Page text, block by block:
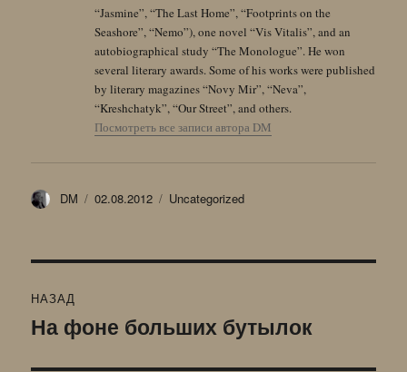
“Jasmine”, “The Last Home”, “Footprints on the
Seashore”, “Nemo”), one novel “Vis Vitalis”, and an
autobiographical study “The Monologue”. He won
several literary awards. Some of his works were published
by literary magazines “Novy Mir”, “Neva”,
“Kreshchatyk”, “Our Street”, and others.
Посмотреть все записи автора DM
Автор
DM Опубликовано
02.08.2012 Рубрики
Uncategorized
по
НАЗАД
Предыдущая
На фоне больших бутылок